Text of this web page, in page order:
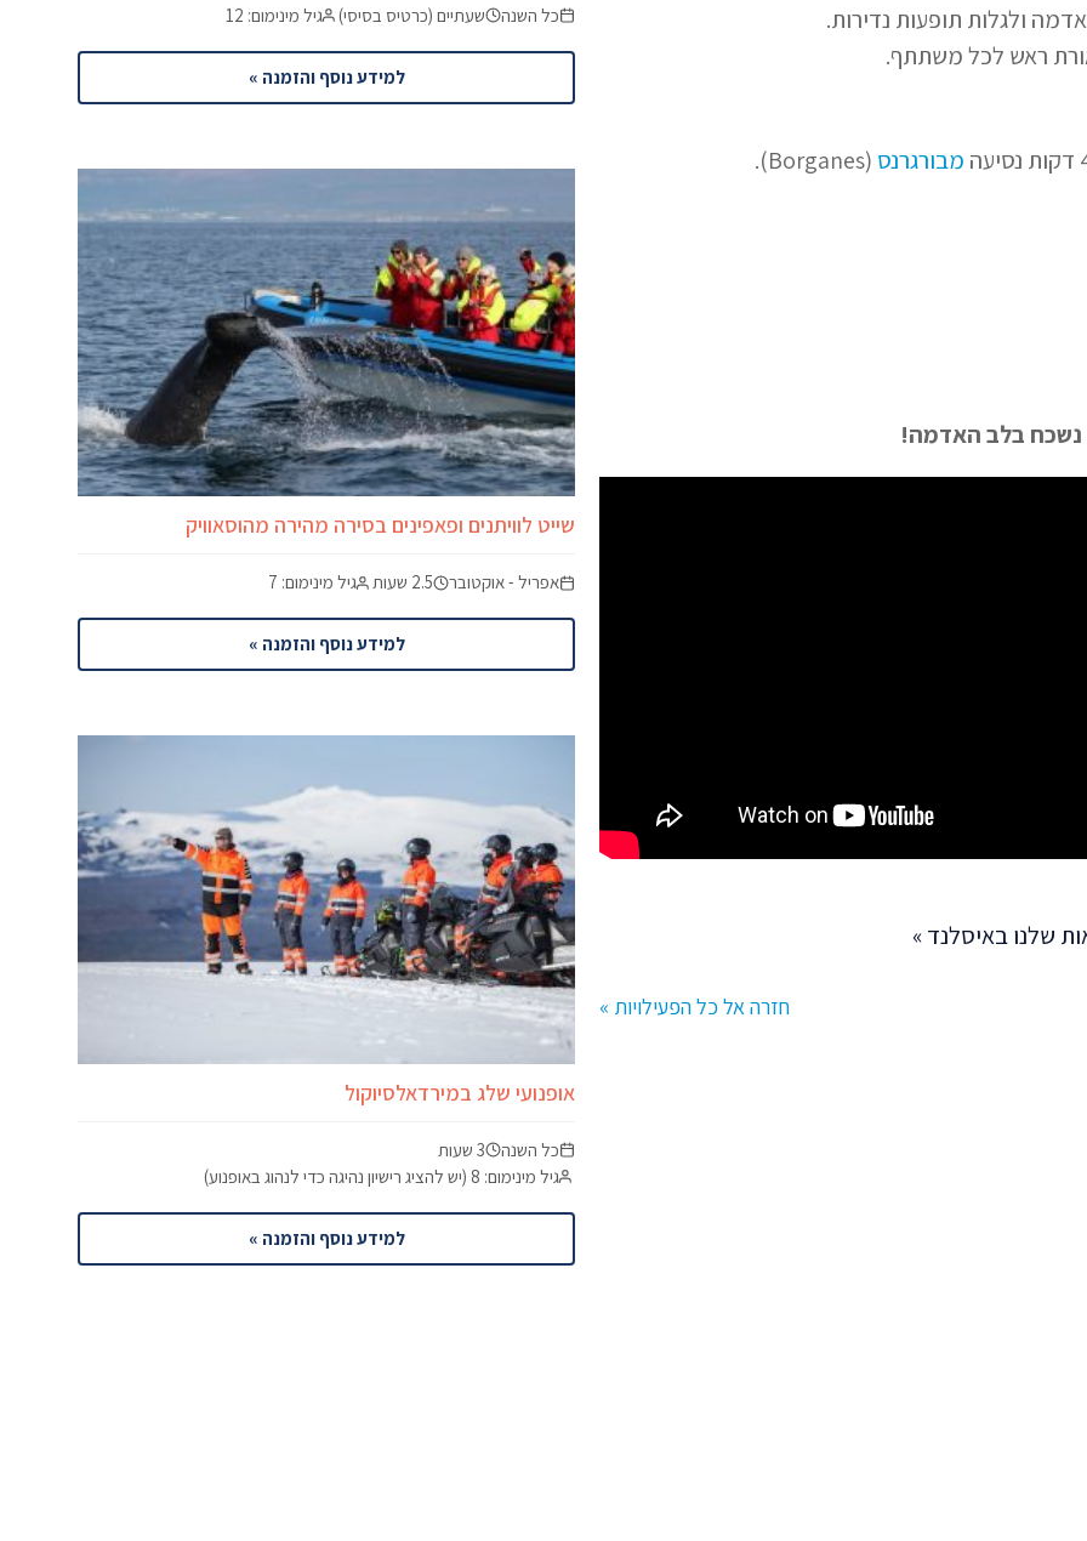
ולגלות תופעות נדירות.
ראש לכל משתתף.
מבורגרנס (Borganes).
נשכח בלב האדמה!
שלנו באיסלנד »
חזרה אל כל הפעילויות »
כל השנה שעתיים (כרטיס בסיסי) גיל מינימום: 12
למידע נוסף והזמנה »
שייט לוויתנים ופאפינים בסירה מהירה מהוסאוויק
אפריל - אוקטובר 2.5 שעות גיל מינימום: 7
למידע נוסף והזמנה »
אופנועי שלג במירדאלסיוקול
כל השנה
3 שעות
גיל מינימום: 8 (יש להציג רישיון נהיגה כדי לנהוג באופנוע)
למידע נוסף והזמנה »